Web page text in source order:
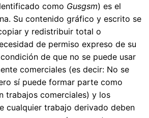
como Gusgsm) es el
Su contenido gráfico y escrito se
y redistribuir total o
de permiso expreso de su
de que no se puede usar
comerciales (es decir: No se
sí puede formar parte como
trabajos comerciales) y los
cualquier trabajo derivado deben